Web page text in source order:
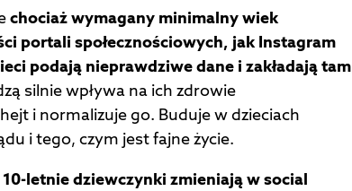
chociaż wymagany minimalny wiek
portali społecznościowych, jak Instagram
podają nieprawdziwe dane i zakładają tam
silnie wpływa na ich zdrowie
i normalizuje go. Buduje w dzieciach
i tego, czym jest fajne życie.
10-letnie dziewczynki zmieniają w social